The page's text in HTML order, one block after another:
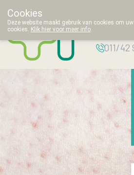
011/42
Cookies
Deze website maakt gebruik van cookies om
cookies. Klik hier voor meer info.